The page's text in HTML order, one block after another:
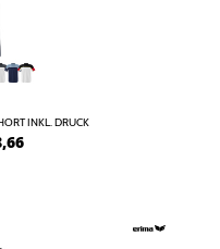
INKL. DRUCK